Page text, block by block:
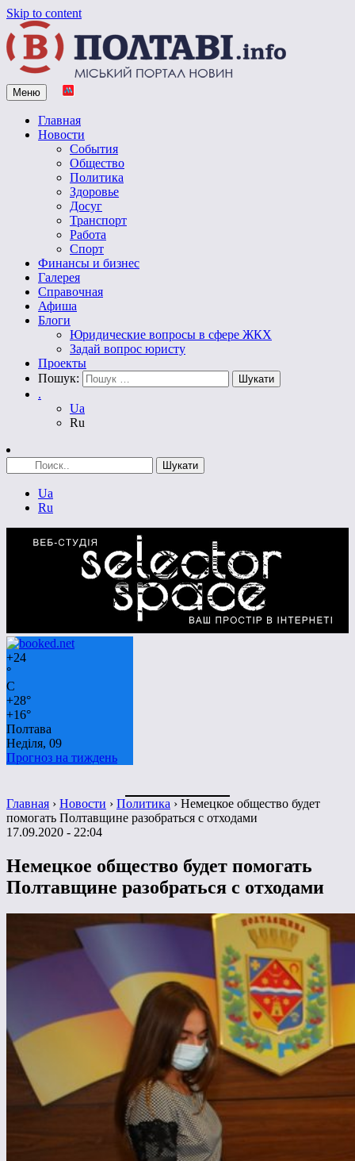
Skip to content
Vpoltave.info
Полтавский портал новостей
Меню
Главная
Новости
События
Общество
Политика
Здоровье
Досуг
Транспорт
Работа
Спорт
Финансы и бизнес
Галерея
Справочная
Афиша
Блоги
Юридические вопросы в сфере ЖКХ
Задай вопрос юристу
Проекты
Пошук:
.
Ua
Ru
Ua
Ru
+24
°
C
+28°
+16°
Полтава
Неділя, 09
Прогноз на тиждень
Главная › Новости › Политика › Немецкое общество будет
помогать Полтавщине разобраться с отходами
17.09.2020 - 22:04
Немецкое общество будет помогать
Полтавщине разобраться с отходами